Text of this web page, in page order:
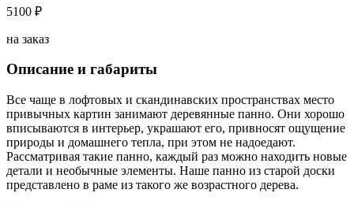
5100 ₽
на заказ
Описание и габариты
Все чаще в лофтовых и скандинавских пространствах место
привычных картин занимают деревянные панно. Они хорошо
вписываются в интерьер, украшают его, привносят ощущение
природы и домашнего тепла, при этом не надоедают.
Рассматривая такие панно, каждый раз можно находить новые
детали и необычные элементы. Наше панно из старой доски
представлено в раме из такого же возрастного дерева.